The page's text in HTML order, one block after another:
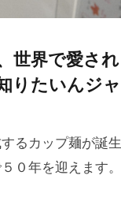
世界で愛され
りたいんジャ
るカップ麺が誕生
０年を迎えます。